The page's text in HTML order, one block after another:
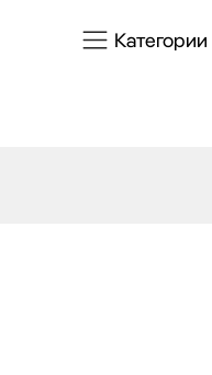
Категории